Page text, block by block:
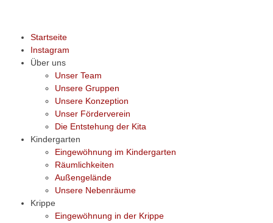
Startseite
Instagram
Über uns
Unser Team
Unsere Gruppen
Unsere Konzeption
Unser Förderverein
Die Entstehung der Kita
Kindergarten
Eingewöhnung im Kindergarten
Räumlichkeiten
Außengelände
Unsere Nebenräume
Krippe
Eingewöhnung in der Krippe